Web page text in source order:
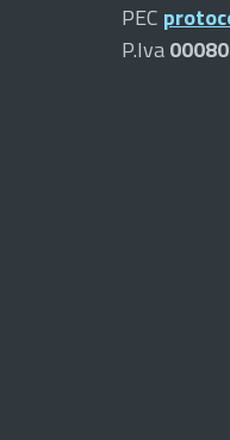
PEC
P.Iva